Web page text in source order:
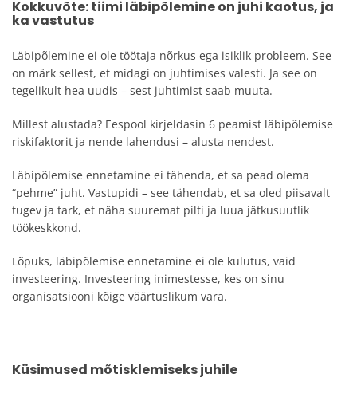
Kokkuvõte: tiimi läbipõlemine on juhi kaotus, ja
ka vastutus
Läbipõlemine ei ole töötaja nõrkus ega isiklik probleem. See
on märk sellest, et midagi on juhtimises valesti. Ja see on
tegelikult hea uudis – sest juhtimist saab muuta.
Millest alustada? Eespool kirjeldasin 6 peamist läbipõlemise
riskifaktorit ja nende lahendusi – alusta nendest.
Läbipõlemise ennetamine ei tähenda, et sa pead olema
“pehme” juht. Vastupidi – see tähendab, et sa oled piisavalt
tugev ja tark, et näha suuremat pilti ja luua jätkusuutlik
töökeskkond.
Lõpuks, läbipõlemise ennetamine ei ole kulutus, vaid
investeering. Investeering inimestesse, kes on sinu
organisatsiooni kõige väärtuslikum vara.
Küsimused mõtisklemiseks juhile